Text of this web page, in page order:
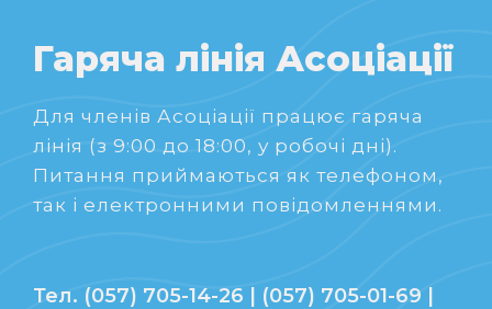
Гаряча лінія Асоціації
Для членів Асоціації працює гаряча
лінія (з 9:00 до 18:00, у робочі дні).
Питання приймаються як телефоном,
так і електронними повідомленнями.
Тел. (057) 705-14-26 | (057) 705-01-69 |